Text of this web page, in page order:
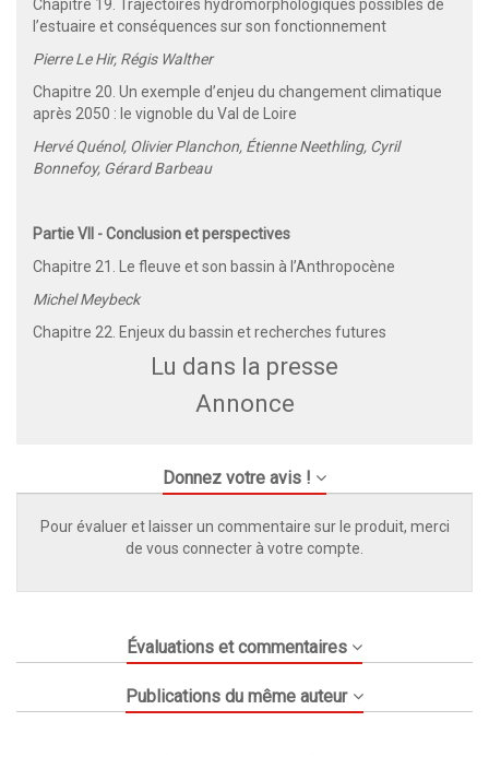
Chapitre 19. Trajectoires hydromorphologiques possibles de
l’estuaire et conséquences sur son fonctionnement
Pierre Le Hir, Régis Walther
Chapitre 20. Un exemple d’enjeu du changement climatique
après 2050 : le vignoble du Val de Loire
Hervé Quénol, Olivier Planchon, Étienne Neethling, Cyril
Bonnefoy, Gérard Barbeau
Partie VII - Conclusion et perspectives
Chapitre 21. Le fleuve et son bassin à l’Anthropocène
Michel Meybeck
Chapitre 22. Enjeux du bassin et recherches futures
Lu dans la presse
Annonce
Donnez votre avis !
Pour évaluer et laisser un commentaire sur le produit, merci
de vous connecter à votre compte.
Évaluations et commentaires
Publications du même auteur